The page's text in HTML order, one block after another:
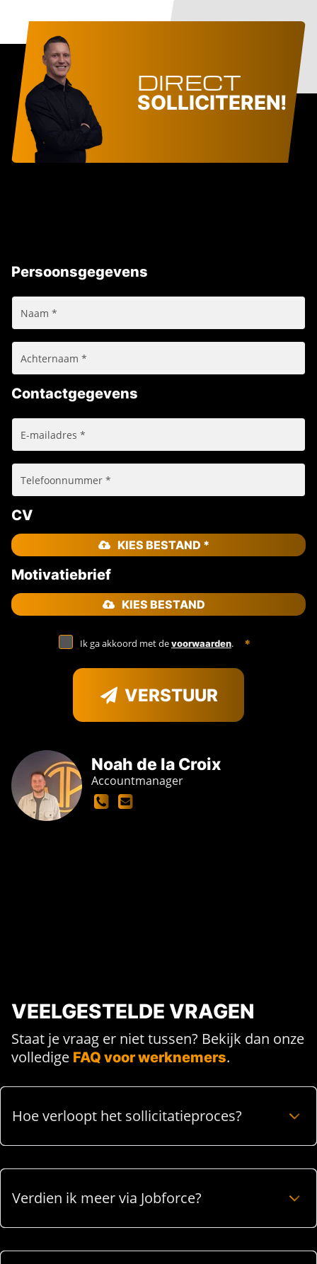
DIRECT
SOLLICITEREN!
Noah de la Croix
Accountmanager
Persoonsgegevens
Contactgegevens
CV
KIES BESTAND *
Motivatiebrief
KIES BESTAND
Ik ga akkoord met devoorwaarden.
VERSTUUR
VEELGESTELDE VRAGEN
Staat je vraag er niet tussen? Bekijk dan onze
volledige FAQ voor werknemers.
Hoe verloopt het sollicitatieproces?
Verdien ik meer via Jobforce?